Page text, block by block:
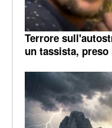
Terrore
un tassista,